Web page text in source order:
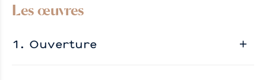
Les œuvres
1. Ouverture